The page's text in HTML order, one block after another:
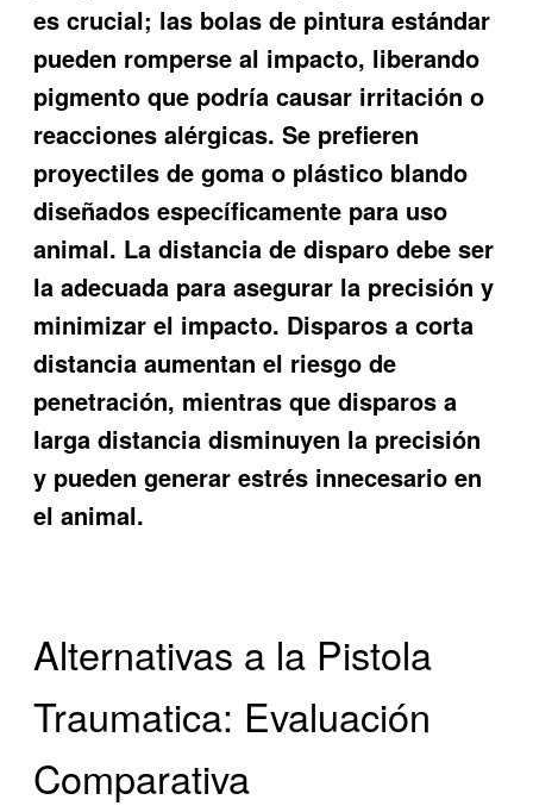
es crucial; las bolas de pintura estándar
pueden romperse al impacto, liberando
pigmento que podría causar irritación o
reacciones alérgicas. Se prefieren
proyectiles de goma o plástico blando
diseñados específicamente para uso
animal. La distancia de disparo debe ser
la adecuada para asegurar la precisión y
minimizar el impacto. Disparos a corta
distancia aumentan el riesgo de
penetración, mientras que disparos a
larga distancia disminuyen la precisión
y pueden generar estrés innecesario en
el animal.
Alternativas a la Pistola
Traumatica: Evaluación
Comparativa